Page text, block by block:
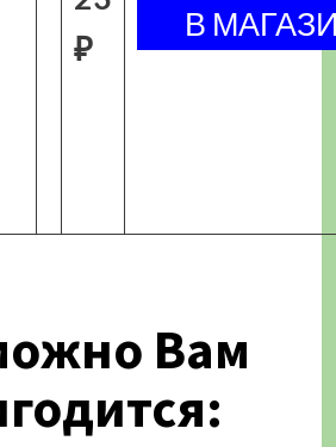
₽
Вам